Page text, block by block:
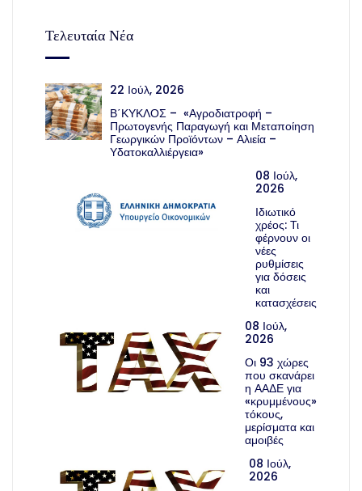
Τελευταία Νέα
22 Ιούλ, 2026
Β΄ΚΥΚΛΟΣ – «Αγροδιατροφή –
Πρωτογενής Παραγωγή και Μεταποίηση
Γεωργικών Προϊόντων – Αλιεία –
Υδατοκαλλιέργεια»
08 Ιούλ,
2026
Ιδιωτικό
χρέος: Τι
φέρνουν οι
νέες
ρυθμίσεις
για δόσεις
και
κατασχέσεις
08 Ιούλ,
2026
Οι 93 χώρες
που σκανάρει
η ΑΑΔΕ για
«κρυμμένους»
τόκους,
μερίσματα και
αμοιβές
08 Ιούλ,
2026